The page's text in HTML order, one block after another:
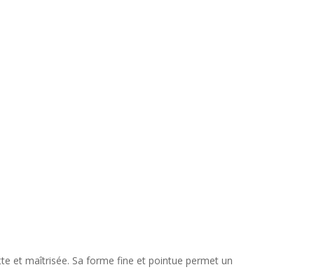
et maîtrisée. Sa forme fine et pointue permet un